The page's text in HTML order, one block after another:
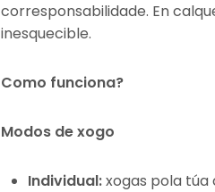
corresponsabilidade. En
inesquecible.
Como funciona?
Modos de xogo
Individual:xogas pola túa